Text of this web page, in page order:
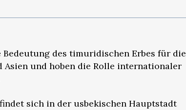
des timuridischen Erbes für die
und hoben die Rolle internationaler
sich in der usbekischen Hauptstadt